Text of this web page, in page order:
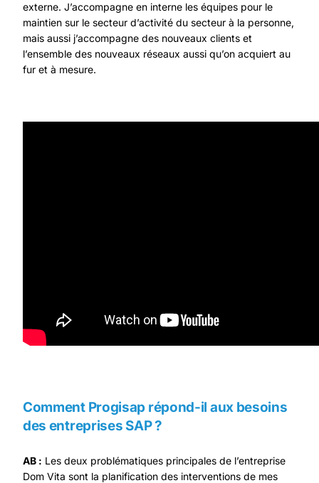
externe. J’accompagne en interne les équipes pour le
maintien sur le secteur d’activité du secteur à la personne,
mais aussi j’accompagne des nouveaux clients et
l’ensemble des nouveaux réseaux aussi qu’on acquiert au
fur et à mesure.
Comment Progisap répond-il aux besoins
des entreprises SAP ?
AB : Les deux problématiques principales de l’entreprise
Dom Vita sont la planification des interventions de mes